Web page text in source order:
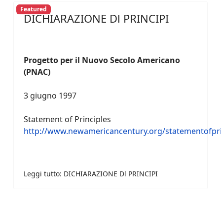
Featured
DICHIARAZIONE Dl PRINCIPI
Progetto per il Nuovo Secolo Americano
(PNAC)
3 giugno 1997
Statement of Principles
http://www.newamericancentury.org/
Leggi tutto: DICHIARAZIONE Dl PRINCIPI